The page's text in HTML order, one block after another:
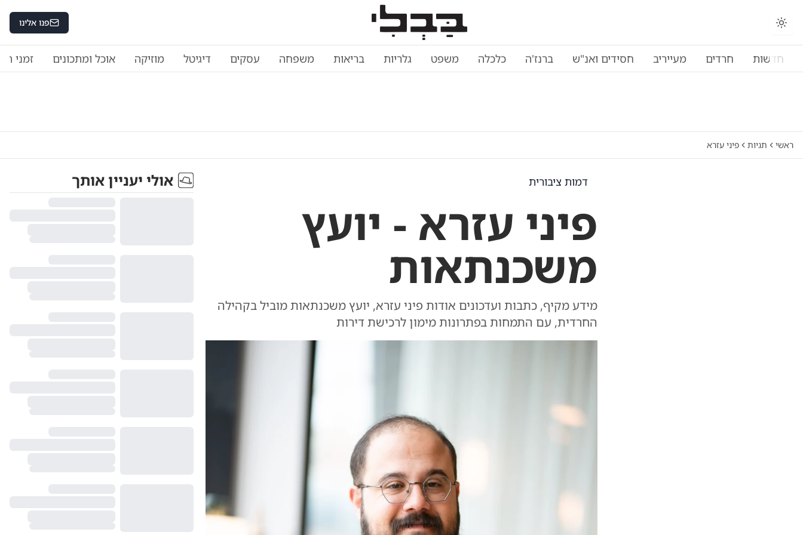
פנו אלינו
חדשות חרדים מעייריב חסידים ואנ"ש ברנז'ה כלכלה משפט גלריות בריאות משפחה עסקים דיגיטל מוזיקה אוכל ומתכונים זמני
ראשי תגיות פיני עזרא
דמות ציבורית
פיני עזרא - יועץ
משכנתאות
מידע מקיף, כתבות ועדכונים אודות פיני עזרא, יועץ משכנתאות מוביל בקהילה
החרדית, עם התמחות בפתרונות מימון לרכישת דירות
אולי יעניין אותך